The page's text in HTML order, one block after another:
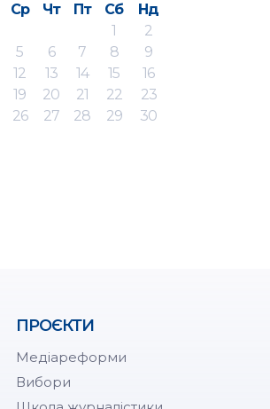
Ср Чт Пт Сб
Нд
1
2
5 6 7 8
9
12 13 14 15
16
19 20 21 22
23
26 27 28 29
30
ПРОЄКТИ
Медіареформи
Вибори